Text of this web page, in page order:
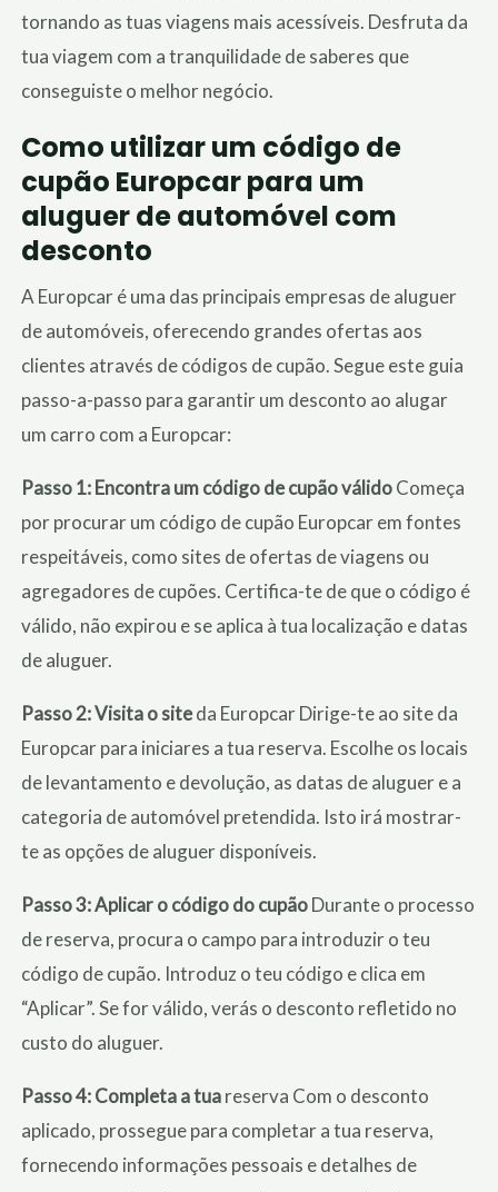
tornando as tuas viagens mais acessíveis. Desfruta da
tua viagem com a tranquilidade de saberes que
conseguiste o melhor negócio.
Como utilizar um código de
cupão Europcar para um
aluguer de automóvel com
desconto
A Europcar é uma das principais empresas de aluguer
de automóveis, oferecendo grandes ofertas aos
clientes através de códigos de cupão. Segue este guia
passo-a-passo para garantir um desconto ao alugar
um carro com a Europcar:
Passo 1: Encontra um código de cupão válidoComeça
por procurar um código de cupão Europcar em fontes
respeitáveis, como sites de ofertas de viagens ou
agregadores de cupões. Certifica-te de que o código é
válido, não expirou e se aplica à tua localização e datas
de aluguer.
Passo 2: Visita o siteda Europcar Dirige-te ao site da
Europcar para iniciares a tua reserva. Escolhe os locais
de levantamento e devolução, as datas de aluguer e a
categoria de automóvel pretendida. Isto irá mostrar-
te as opções de aluguer disponíveis.
Passo 3: Aplicar o código do cupãoDurante o processo
de reserva, procura o campo para introduzir o teu
código de cupão. Introduz o teu código e clica em
“Aplicar”. Se for válido, verás o desconto refletido no
custo do aluguer.
Passo 4: Completa a tuareserva Com o desconto
aplicado, prossegue para completar a tua reserva,
fornecendo informações pessoais e detalhes de